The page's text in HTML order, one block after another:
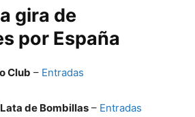
gira de
por España
Club – Entradas
de Bombillas – Entradas